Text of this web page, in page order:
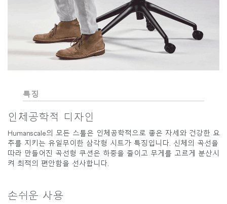
특징
인체공학적 디자인
Humanscale의 모든 스툴은 인체공학적으로 좋은 자세와 건강한 요
추를 지키는 유일무이한 삼각형 시트가 특징입니다. 신체의 곡선을
따라 만들어진 곡선형 쿠션은 하중을 줄이고 무게를 고르게 분산시
켜 최적의 편안함을 선사합니다.
손쉬운 사용